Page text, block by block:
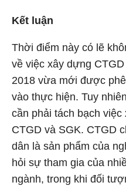
Kết luận
Thời điểm này có lẽ
về việc xây dựng
2018 vừa mới được
vào thực hiện. Tuy
cần phải tách bạch
CTGD và SGK. CTGD
dân là sản phẩm của
hỏi sự tham gia của
ngành, trong khi đối